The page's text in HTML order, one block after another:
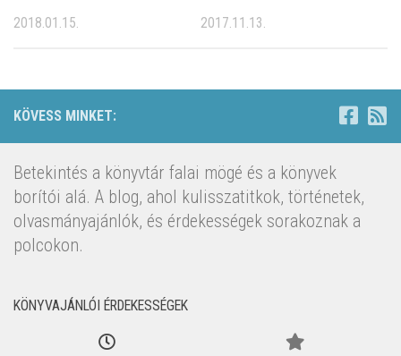
2018.01.15. 2017.11.13.
KÖVESS MINKET:
Betekintés a könyvtár falai mögé és a könyvek
borítói alá. A blog, ahol kulisszatitkok, történetek,
olvasmányajánlók, és érdekességek sorakoznak a
polcokon.
KÖNYVAJÁNLÓI ÉRDEKESSÉGEK